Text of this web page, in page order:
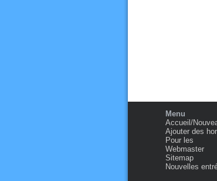
Menu
Accueil/
Ajouter des
Pour les
Webmaster
Sitemap
Nouvelles